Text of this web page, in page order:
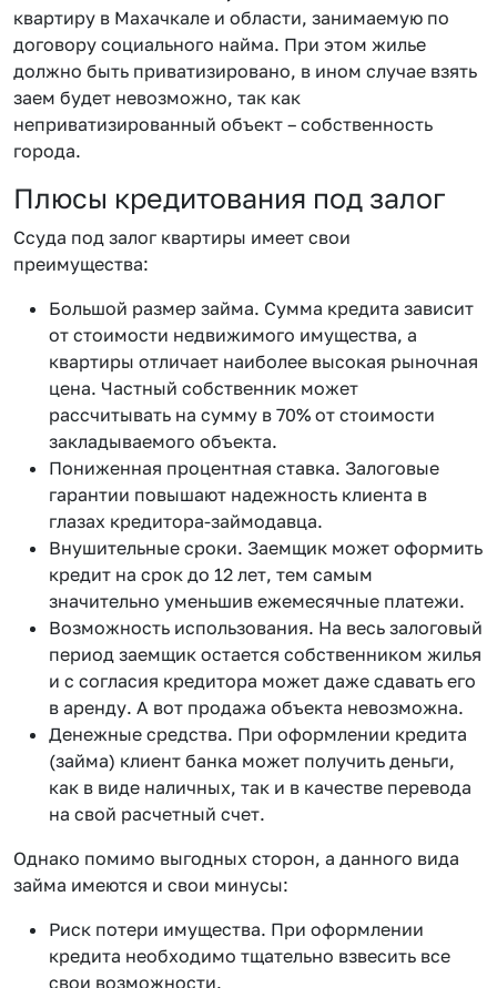
квартиру в Махачкале и области, занимаемую по
договору социального найма. При этом жилье
должно быть приватизировано, в ином случае взять
заем будет невозможно, так как
неприватизированный объект – собственность
города.
Плюсы кредитования под залог
Ссуда под залог квартиры имеет свои
преимущества:
Большой размер займа. Сумма кредита зависит
от стоимости недвижимого имущества, а
квартиры отличает наиболее высокая рыночная
цена. Частный собственник может
рассчитывать на сумму в 70% от стоимости
закладываемого объекта.
Пониженная процентная ставка. Залоговые
гарантии повышают надежность клиента в
глазах кредитора-займодавца.
Внушительные сроки. Заемщик может оформить
кредит на срок до 12 лет, тем самым
значительно уменьшив ежемесячные платежи.
Возможность использования. На весь залоговый
период заемщик остается собственником жилья
и с согласия кредитора может даже сдавать его
в аренду. А вот продажа объекта невозможна.
Денежные средства. При оформлении кредита
(займа) клиент банка может получить деньги,
как в виде наличных, так и в качестве перевода
на свой расчетный счет.
Однако помимо выгодных сторон, а данного вида
займа имеются и свои минусы:
Риск потери имущества. При оформлении
кредита необходимо тщательно взвесить все
свои возможности.